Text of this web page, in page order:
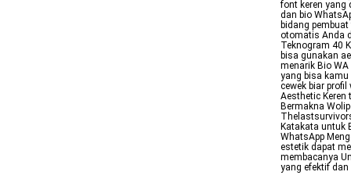
font keren yang
dan bio
bidang
otomatis Anda
Teknogram 40
bisa gunakan
menarik Bio WA
yang bisa kamu
cewek biar
Aesthetic Keren
Bermakna
Katakata untuk
WhatsApp
estetik dapat
membacanya
yang efektif dan